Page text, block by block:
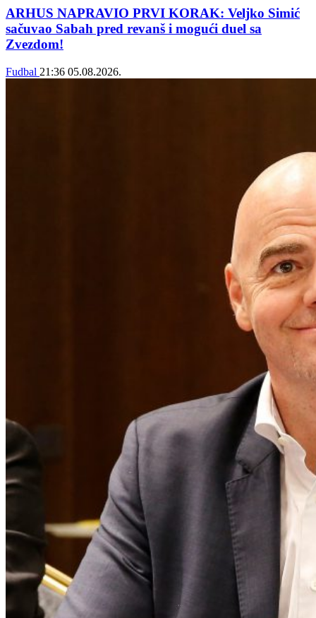
ARHUS NAPRAVIO PRVI KORAK: Veljko Simić
sačuvao Sabah pred revanš i mogući duel sa
Zvezdom!
Fudbal 21:36 05.08.2026.